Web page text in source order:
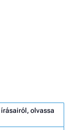
olvassa